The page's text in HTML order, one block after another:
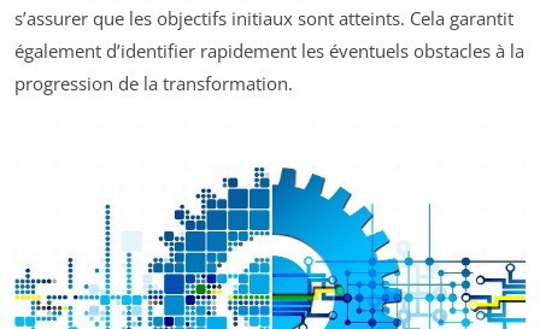
s’assurer que les objectifs initiaux sont atteints. Cela garantit
également d’identifier rapidement les éventuels obstacles à la
progression de la transformation.